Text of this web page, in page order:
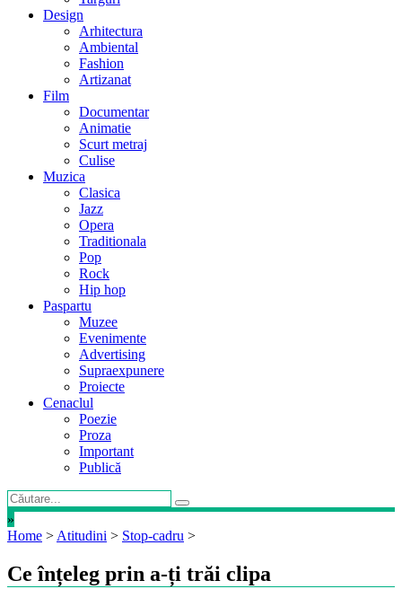
Design
Arhitectura
Ambiental
Fashion
Artizanat
Film
Documentar
Animatie
Scurt metraj
Culise
Muzica
Clasica
Jazz
Opera
Traditionala
Pop
Rock
Hip hop
Paspartu
Muzee
Evenimente
Advertising
Supraexpunere
Proiecte
Cenaclul
Poezie
Proza
Important
Publică
»
Home > Atitudini > Stop-cadru >
Ce înțeleg prin a-ți trăi clipa